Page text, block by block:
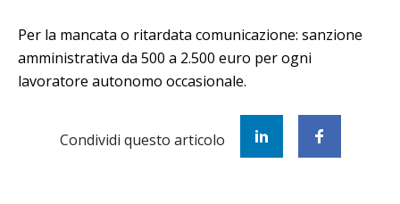
Per la mancata o ritardata comunicazione: sanzione
amministrativa da 500 a 2.500 euro per ogni
lavoratore autonomo occasionale.
Condividi questo articolo